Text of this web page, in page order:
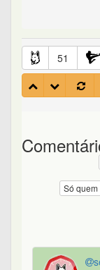
51
Só quem